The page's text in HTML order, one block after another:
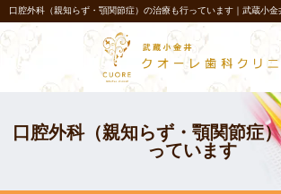
口腔外科（親知らず・顎関節症
っています